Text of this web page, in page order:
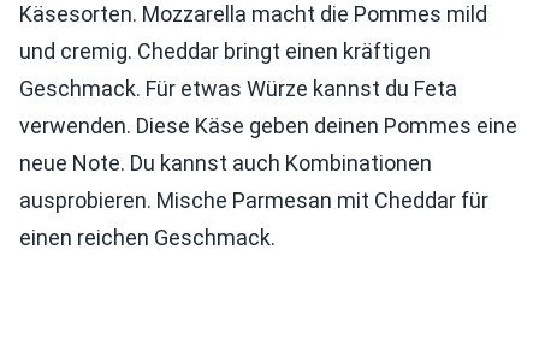
Käsesorten. Mozzarella macht die Pommes mild
und cremig. Cheddar bringt einen kräftigen
Geschmack. Für etwas Würze kannst du Feta
verwenden. Diese Käse geben deinen Pommes eine
neue Note. Du kannst auch Kombinationen
ausprobieren. Mische Parmesan mit Cheddar für
einen reichen Geschmack.